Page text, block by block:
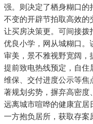
强。则决定了栖身糊口的
不变的开辟节拍取高效的
让买房决策更。可间接
优良小学，网从城糊口。
审美，景不雅视野宽阔，
提前致电热线预定，自住
维保、交付进度公示等焦
著规划劣势，摒弃高密度
远离城市喧哗的健康宜居
一方抱负居所，获取存案